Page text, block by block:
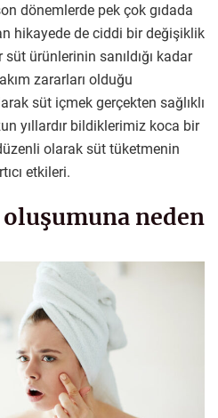
dönemlerde pek çok gıdada
hikayede de ciddi bir değişiklik
ürünlerinin sanıldığı kadar
zararları olduğu
süt içmek gerçekten sağlıklı
yıllardır bildiklerimiz koca bir
olarak süt tüketmenin
etkileri.
neden